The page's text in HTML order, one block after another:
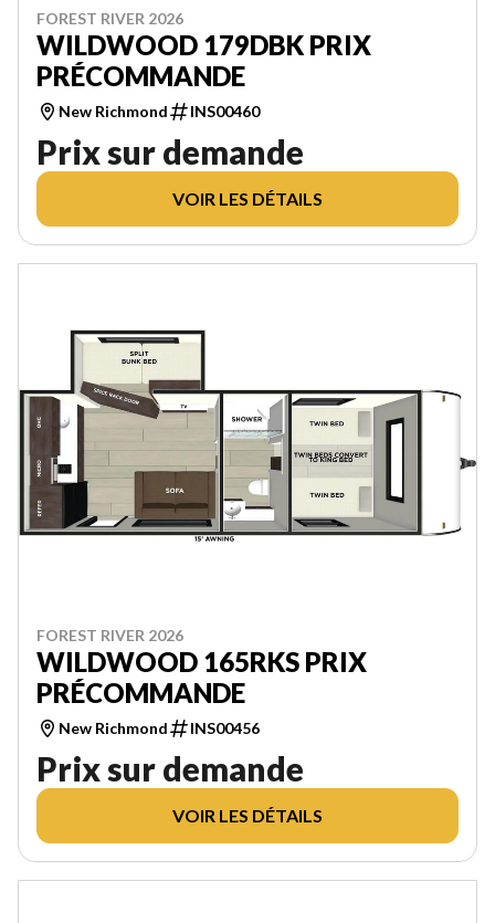
FOREST RIVER 2026
WILDWOOD 179DBK PRIX
PRÉCOMMANDE
New Richmond INS00460
Prix sur demande
VOIR LES DÉTAILS
FOREST RIVER 2026
WILDWOOD 165RKS PRIX
PRÉCOMMANDE
New Richmond INS00456
Prix sur demande
VOIR LES DÉTAILS